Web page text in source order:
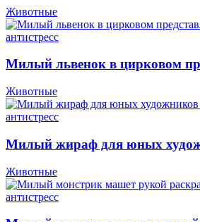
Животные
Милый львенок в цирковом
Животные
Милый жираф для юных
Животные